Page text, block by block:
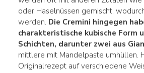
oder Haselnüssen gemischt,
werden. Die Cremini hingegen
charakteristische kubische Form
Schichten, darunter zwei aus
mittlere mit Mandelpaste umhüllen.
Originalrezept auf verschiedene